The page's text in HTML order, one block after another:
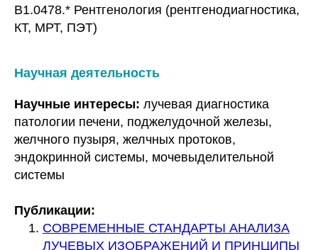
В1.0478.* Рентгенология (рентгенодиагностика,
КТ, МРТ, ПЭТ)
Научная деятельность
Научные интересы: лучевая диагностика
патологии печени, поджелудочной железы,
желчного пузыря, желчных протоков,
эндокринной системы, мочевыделительной
системы
Публикации:
СОВРЕМЕННЫЕ СТАНДАРТЫ АНАЛИЗА
ЛУЧЕВЫХ ИЗОБРАЖЕНИЙ И ПРИНЦИПЫ